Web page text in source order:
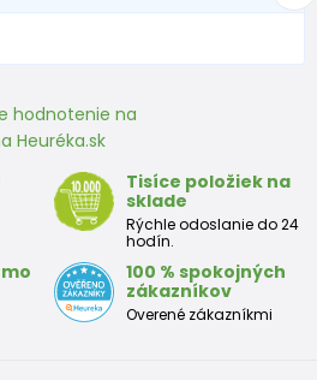
hodnotenie na
Heuréka.sk
Tisíce položiek na
sklade
Rýchle odoslanie do 24
hodín.
100 % spokojných
zákazníkov
Overené zákazníkmi